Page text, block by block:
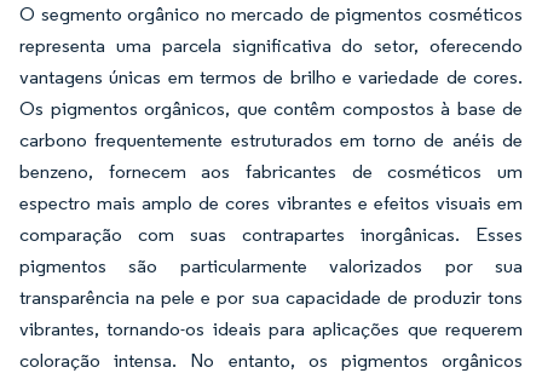
O segmento orgânico no mercado de pigmentos cosméticos
representa uma parcela significativa do setor, oferecendo
vantagens únicas em termos de brilho e variedade de cores.
Os pigmentos orgânicos, que contêm compostos à base de
carbono frequentemente estruturados em torno de anéis de
benzeno, fornecem aos fabricantes de cosméticos um
espectro mais amplo de cores vibrantes e efeitos visuais em
comparação com suas contrapartes inorgânicas. Esses
pigmentos são particularmente valorizados por sua
transparência na pele e por sua capacidade de produzir tons
vibrantes, tornando-os ideais para aplicações que requerem
coloração intensa. No entanto, os pigmentos orgânicos